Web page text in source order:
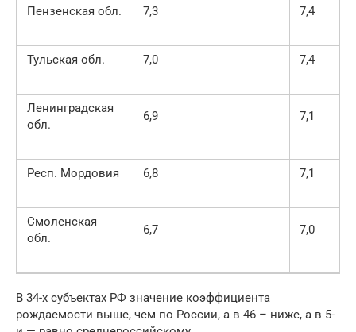
Пензенская обл. 7,3 7,4
Тульская обл. 7,0 7,4
Ленинградская
обл.
6,9 7,1
Респ. Мордовия 6,8 7,1
Смоленская
обл.
6,7 7,0
В 34-х субъектах РФ значение коэффициента
рождаемости выше, чем по России, а в 46 – ниже, а в 5-